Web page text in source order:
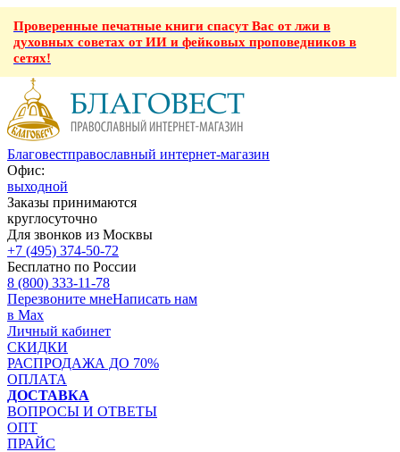
Проверенные печатные книги спасут Вас от лжи в
духовных советах от ИИ и фейковых проповедников в
сетях!
Благовестправославный интернет-магазин
Офис:
выходной
Заказы принимаются
круглосуточно
Для звонков из Москвы
+7 (495) 374-50-72
Бесплатно по России
8 (800) 333-11-78
Перезвоните мнеНаписать нам
в Max
Личный кабинет
СКИДКИ
РАСПРОДАЖА ДО 70%
ОПЛАТА
ДОСТАВКА
ВОПРОСЫ И ОТВЕТЫ
ОПТ
ПРАЙС